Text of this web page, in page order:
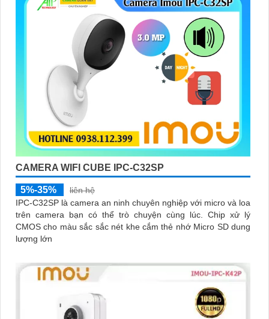
CAMERA WIFI CUBE IPC-C32SP
5%-35%
liên hệ
IPC-C32SP là camera an ninh chuyên nghiệp với micro và loa
trên camera bạn có thể trò chuyện cùng lúc. Chip xử lý
CMOS cho màu sắc sắc nét khe cắm thẻ nhớ Micro SD dung
lượng lớn